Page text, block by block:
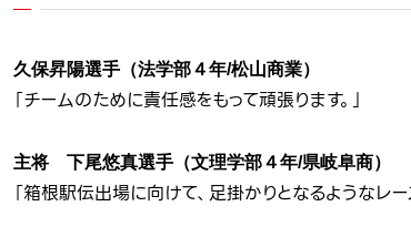
久保昇陽選手（法学部４年/松山商業）
「チームのために責任感をもって頑張ります。」
主将 下尾悠真選手（文理学部４年/県岐阜商）
「箱根駅伝出場に向けて、足掛かりとなるようなレ